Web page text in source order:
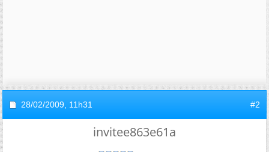
28/02/2009, 11h31 #2
invitee863e61a